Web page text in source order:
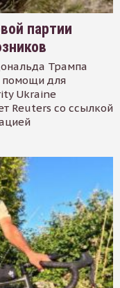
партии
Трампа
помощи для
Ukraine
Reuters со ссылкой